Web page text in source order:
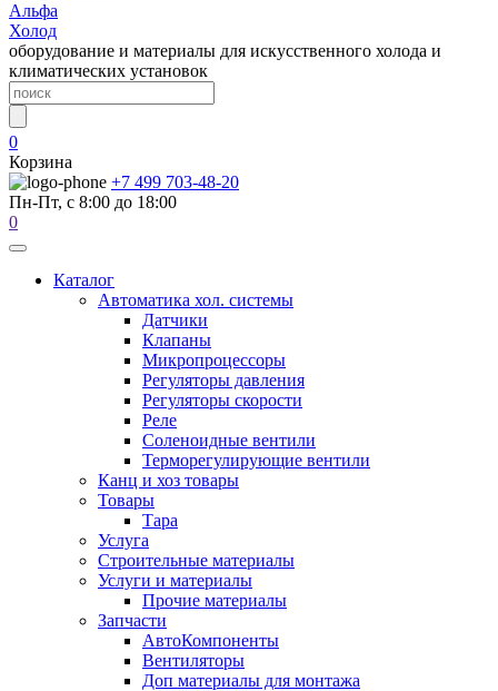
Альфа
Холод
оборудование и материалы для искусственного холода и
климатических установок
0
Корзина
+7 499 703-48-20
Пн-Пт, с 8:00 до 18:00
0
Каталог
Автоматика хол. системы
Датчики
Клапаны
Микропроцессоры
Регуляторы давления
Регуляторы скорости
Реле
Соленоидные вентили
Терморегулирующие вентили
Канц и хоз товары
Товары
Тара
Услуга
Строительные материалы
Услуги и материалы
Прочие материалы
Запчасти
АвтоКомпоненты
Вентиляторы
Доп материалы для монтажа